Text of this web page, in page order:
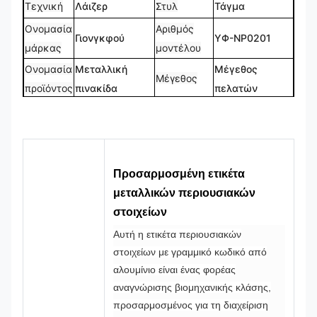
Τεχνική Λάιζερ Στυλ
Τάγμα
Ονομασία
μάρκας
Γιονγκφού
Αριθμός
μοντέλου
ΥΦ-NP0201
Ονομασία
προϊόντος
Μεταλλική
πινακίδα
Μέγεθος
Μέγεθος
πελατών
RAL κλπ.
προσαρμοσμένο
Προσαρμοσμένη ετικέτα
μεταλλικών περιουσιακών
στοιχείων
Αυτή η ετικέτα περιουσιακών
στοιχείων με γραμμικό κωδικό από
αλουμίνιο είναι ένας φορέας
αναγνώρισης βιομηχανικής κλάσης,
προσαρμοσμένος για τη διαχείριση